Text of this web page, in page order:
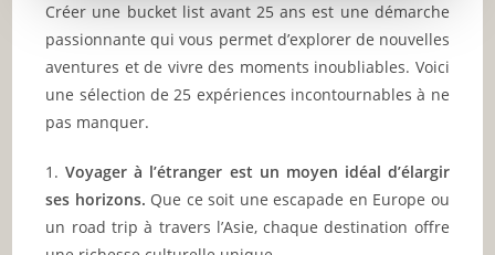
Créer une bucket list avant 25 ans est une démarche
passionnante qui vous permet d’explorer de nouvelles
aventures et de vivre des moments inoubliables. Voici
une sélection de 25 expériences incontournables à ne
pas manquer.
1.Voyager à l’étranger est un moyen idéal d’élargir
ses horizons. Que ce soit une escapade en Europe ou
un road trip à travers l’Asie, chaque destination offre